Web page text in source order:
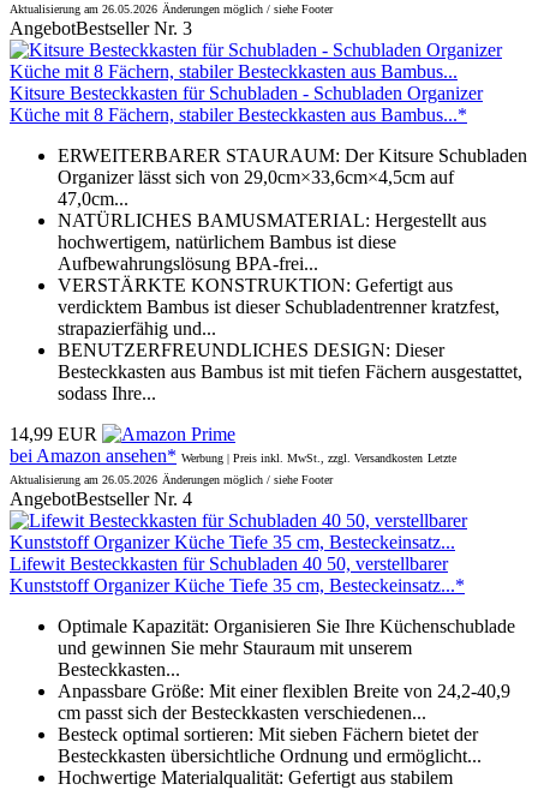
Aktualisierung am 26.05.2026 Änderungen möglich / siehe Footer
AngebotBestseller Nr. 3
Kitsure Besteckkasten für Schubladen - Schubladen Organizer
Küche mit 8 Fächern, stabiler Besteckkasten aus Bambus...*
ERWEITERBARER STAURAUM: Der Kitsure Schubladen
Organizer lässt sich von 29,0cm×33,6cm×4,5cm auf
47,0cm...
NATÜRLICHES BAMUSMATERIAL: Hergestellt aus
hochwertigem, natürlichem Bambus ist diese
Aufbewahrungslösung BPA-frei...
VERSTÄRKTE KONSTRUKTION: Gefertigt aus
verdicktem Bambus ist dieser Schubladentrenner kratzfest,
strapazierfähig und...
BENUTZERFREUNDLICHES DESIGN: Dieser
Besteckkasten aus Bambus ist mit tiefen Fächern ausgestattet,
sodass Ihre...
14,99 EUR
bei Amazon ansehen* Werbung | Preis inkl. MwSt., zzgl. Versandkosten Letzte
Aktualisierung am 26.05.2026 Änderungen möglich / siehe Footer
AngebotBestseller Nr. 4
Lifewit Besteckkasten für Schubladen 40 50, verstellbarer
Kunststoff Organizer Küche Tiefe 35 cm, Besteckeinsatz...*
Optimale Kapazität: Organisieren Sie Ihre Küchenschublade
und gewinnen Sie mehr Stauraum mit unserem
Besteckkasten...
Anpassbare Größe: Mit einer flexiblen Breite von 24,2-40,9
cm passt sich der Besteckkasten verschiedenen...
Besteck optimal sortieren: Mit sieben Fächern bietet der
Besteckkasten übersichtliche Ordnung und ermöglicht...
Hochwertige Materialqualität: Gefertigt aus stabilem